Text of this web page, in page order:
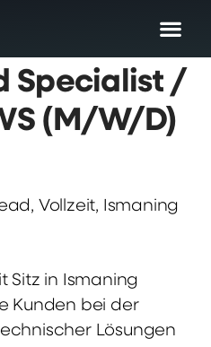
Specialist /
(M/W/D)
Vollzeit, Ismaning
Sitz in Ismaning
Kunden bei der
Lösungen